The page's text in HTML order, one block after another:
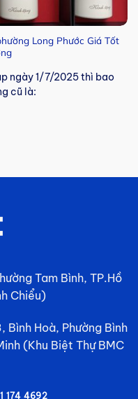
Long Phước Giá Tốt
ngày 1/7/2025 thì bao
cũ là:
Tam Bình, TP.Hồ
Chiểu)
Hoà, Phường Bình
(Khu Biệt Thự BMC
174 4692